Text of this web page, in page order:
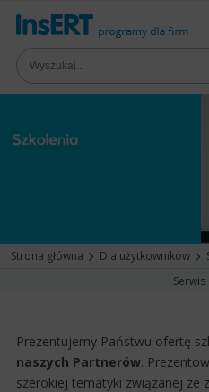
Strona główna Dla użytkowników
Prezentujemy Państwu ofertę
naszych Partnerów.
szerokiej tematyki związanej